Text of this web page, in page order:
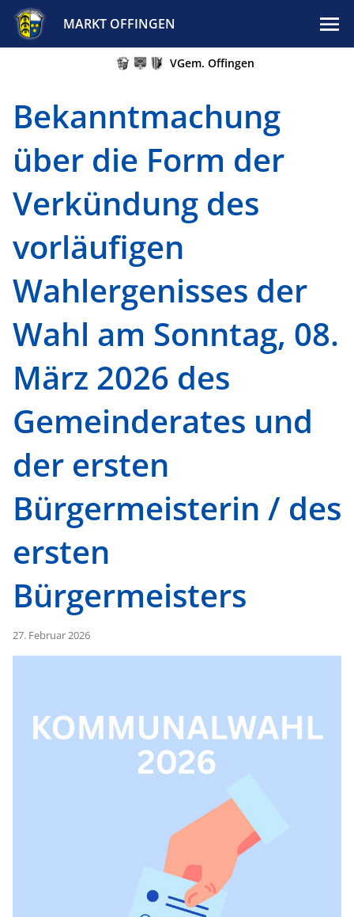
MARKT OFFINGEN
VGem. Offingen
Bekanntmachung
über die Form der
Verkündung des
vorläufigen
Wahlergenisses der
Wahl am Sonntag, 08.
März 2026 des
Gemeinderates und
der ersten
Bürgermeisterin / des
ersten
Bürgermeisters
27. Februar 2026